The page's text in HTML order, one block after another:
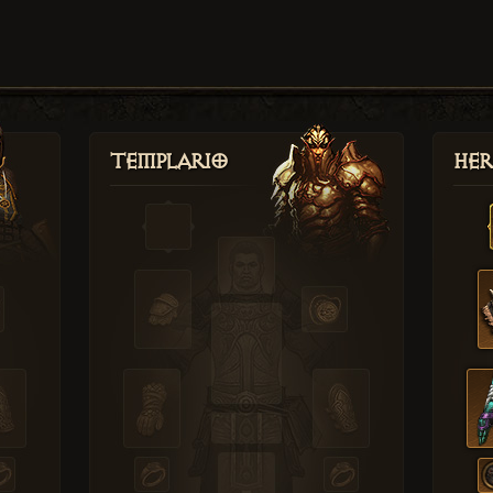
Templario